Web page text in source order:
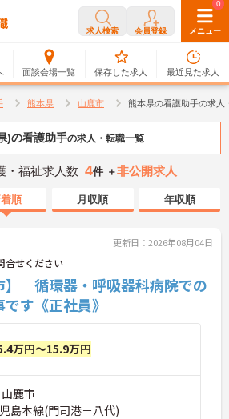
求人検索 会員登録 メニュー
面談会場一覧
0
保存した求人
0
最近見た求人
熊本県 山鹿市 熊本県の看護助手の求人
)の看護助手の求人・転職一覧
・福祉求人数 4件 ＋非公開求人
順 月収順 年収順
更新日：2026年08月04日
せください
】 循環器・呼吸器科病院での
す《正社員》
万円～15.9万円
鹿市
島本線(門司港－八代)